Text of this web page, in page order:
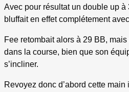
Avec pour résultat un double up
bluffait en effet complétement avec
Fee retombait alors à 29 BB,
dans la course, bien que son
s’incliner.
Revoyez donc d’abord cette